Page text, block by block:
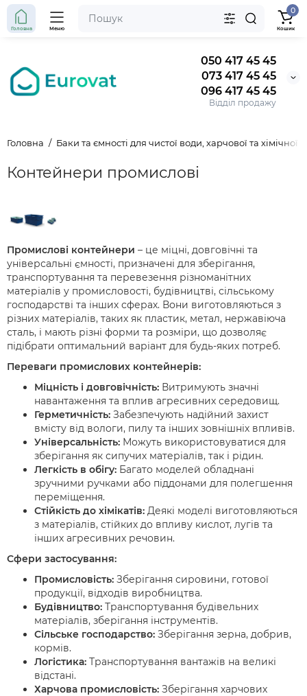
050 417 45 45
073 417 45 45
096 417 45 45
Відділ продажу
Головна Меню
0
Кошик
Головна Баки та ємності для чистої води, харчової та хімічної
Контейнери промислові
Промислові контейнери – це міцні, довговічні та
універсальні ємності, призначені для зберігання,
транспортування та перевезення різноманітних
матеріалів у промисловості, будівництві, сільському
господарстві та інших сферах. Вони виготовляються з
різних матеріалів, таких як пластик, метал, нержавіюча
сталь, і мають різні форми та розміри, що дозволяє
підібрати оптимальний варіант для будь-яких потреб.
Переваги промислових контейнерів:
Міцність і довговічність: Витримують значні
навантаження та вплив агресивних середовищ.
Герметичність: Забезпечують надійний захист
вмісту від вологи, пилу та інших зовнішніх впливів.
Універсальність: Можуть використовуватися для
зберігання як сипучих матеріалів, так і рідин.
Легкість в обігу: Багато моделей обладнані
зручними ручками або піддонами для полегшення
переміщення.
Стійкість до хімікатів: Деякі моделі виготовляються
з матеріалів, стійких до впливу кислот, лугів та
інших агресивних речовин.
Сфери застосування:
Промисловість: Зберігання сировини, готової
продукції, відходів виробництва.
Будівництво: Транспортування будівельних
матеріалів, зберігання інструментів.
Сільське господарство: Зберігання зерна, добрив,
кормів.
Логістика: Транспортування вантажів на великі
відстані.
Харчова промисловість: Зберігання харчових